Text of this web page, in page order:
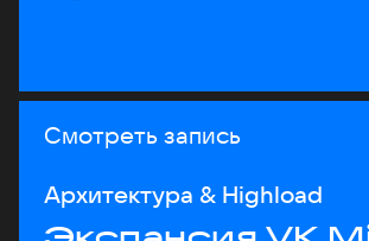
Смотреть запись
Архитектура & Highload